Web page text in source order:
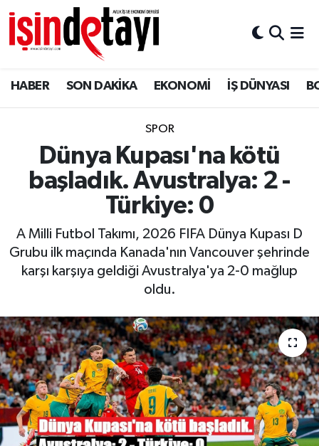
HABER SON DAKİKA EKONOMİ İŞ DÜNYASI
SPOR
Dünya Kupası'na kötü
başladık. Avustralya: 2 -
Türkiye: 0
A Milli Futbol Takımı, 2026 FIFA Dünya Kupası D
Grubu ilk maçında Kanada'nın Vancouver şehrinde
karşı karşıya geldiği Avustralya'ya 2-0 mağlup
oldu.
DÜNYA
Eğitim
ENERJİ HABERİ
GAYRİMENKUL
HABER
LOJİSTİK
OTO DETAY
SAĞLIK
SON DAKİKA
Nöbetçi Eczaneler
Hava Durumu
İstanbul Namaz Vakitleri
Trafik Durumu
Süper Lig Puan Durumu ve Fikstür
Tüm Manşetler
Son Dakika Haberleri